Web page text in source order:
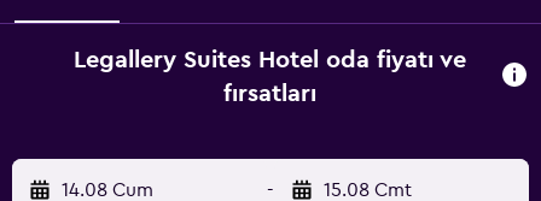
Legallery Suites Hotel oda fiyatı ve
fırsatları
14.08 Cum - 15.08 Cmt